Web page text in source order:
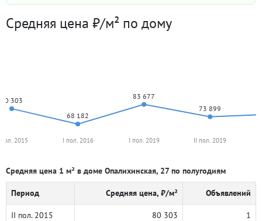
Средняя цена ₽/м² по дому
80 303
68 182
83 677
73 899
2015 I пол. 2016 I пол. 2019 II пол. 2019
Средняя цена 1 м² в доме Опалихинская, 27 по полугодиям
Период Средняя цена, ₽/м² Объявлений
II пол. 2015 80 303 1